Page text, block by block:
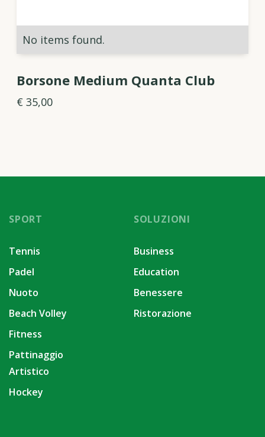
No items found.
Borsone Medium Quanta Club
€ 35,00
SPORT
Tennis
Padel
Nuoto
Beach Volley
Fitness
Pattinaggio
Artistico
Hockey
SOLUZIONI
Business
Education
Benessere
Ristorazione